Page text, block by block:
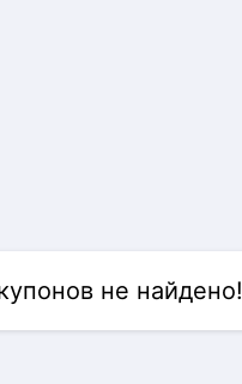
не найдено!